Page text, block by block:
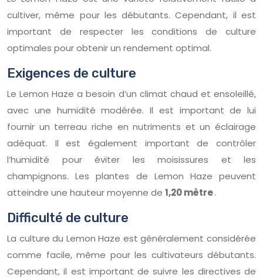
cultiver, même pour les débutants. Cependant, il est
important de respecter les conditions de culture
optimales pour obtenir un rendement optimal.
Exigences de culture
Le Lemon Haze a besoin d’un climat chaud et ensoleillé,
avec une humidité modérée. Il est important de lui
fournir un terreau riche en nutriments et un éclairage
adéquat. Il est également important de contrôler
l’humidité pour éviter les moisissures et les
champignons. Les plantes de Lemon Haze peuvent
atteindre une hauteur moyenne de 1,20 mètre.
Difficulté de culture
La culture du Lemon Haze est généralement considérée
comme facile, même pour les cultivateurs débutants.
Cependant, il est important de suivre les directives de